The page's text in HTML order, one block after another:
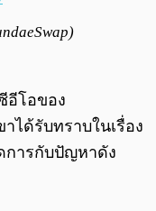
อีโอของ
าได้รับทราบในเรื่อง
การกับปัญหาดัง